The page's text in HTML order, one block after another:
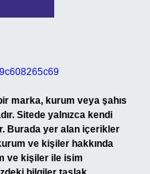
marka, kurum veya şahıs
Sitede yalnızca kendi
Burada yer alan içerikler
ve kişiler hakkında
ve kişiler ile isim